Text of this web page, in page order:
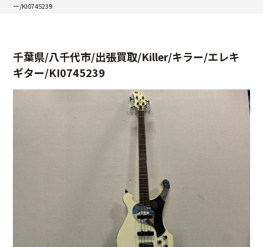
ー/KI0745239
千葉県/八千代市/出張買取/Killer/キラー/エレキ
ギター/KI0745239